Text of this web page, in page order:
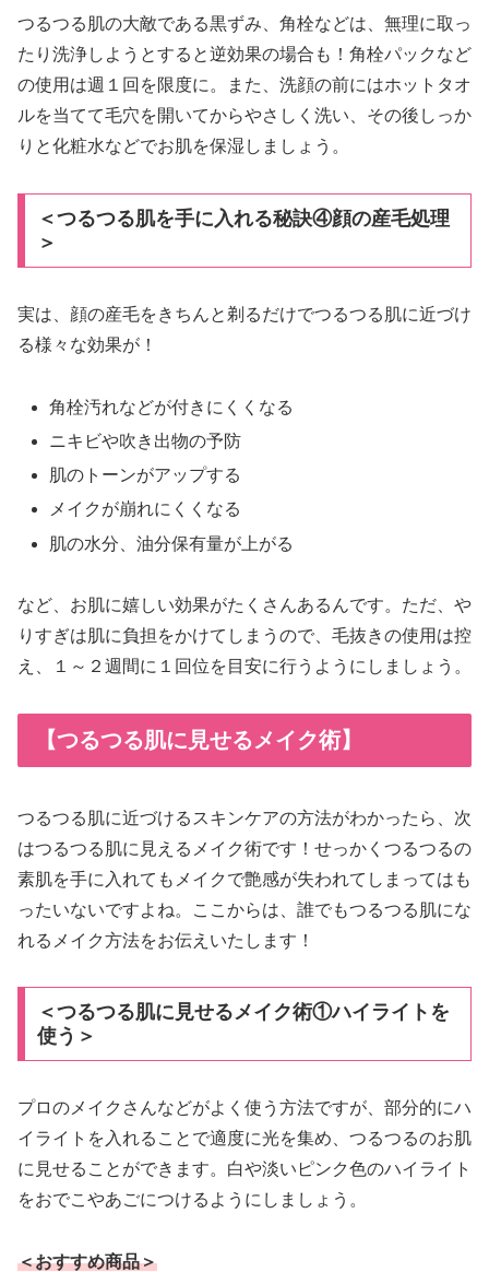
つるつる肌の大敵である黒ずみ、角栓などは、無理に取っ
たり洗浄しようとすると逆効果の場合も！角栓パックなど
の使用は週１回を限度に。また、洗顔の前にはホットタオ
ルを当てて毛穴を開いてからやさしく洗い、その後しっか
りと化粧水などでお肌を保湿しましょう。
＜つるつる肌を手に入れる秘訣④顔の産毛処理
＞
実は、顔の産毛をきちんと剃るだけでつるつる肌に近づけ
る様々な効果が！
角栓汚れなどが付きにくくなる
ニキビや吹き出物の予防
肌のトーンがアップする
メイクが崩れにくくなる
肌の水分、油分保有量が上がる
など、お肌に嬉しい効果がたくさんあるんです。ただ、や
りすぎは肌に負担をかけてしまうので、毛抜きの使用は控
え、１～２週間に１回位を目安に行うようにしましょう。
【つるつる肌に見せるメイク術】
つるつる肌に近づけるスキンケアの方法がわかったら、次
はつるつる肌に見えるメイク術です！せっかくつるつるの
素肌を手に入れてもメイクで艶感が失われてしまってはも
ったいないですよね。ここからは、誰でもつるつる肌にな
れるメイク方法をお伝えいたします！
＜つるつる肌に見せるメイク術①ハイライトを
使う＞
プロのメイクさんなどがよく使う方法ですが、部分的にハ
イライトを入れることで適度に光を集め、つるつるのお肌
に見せることができます。白や淡いピンク色のハイライト
をおでこやあごにつけるようにしましょう。
＜おすすめ商品＞